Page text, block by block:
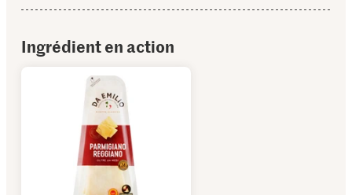
Ingrédient en action